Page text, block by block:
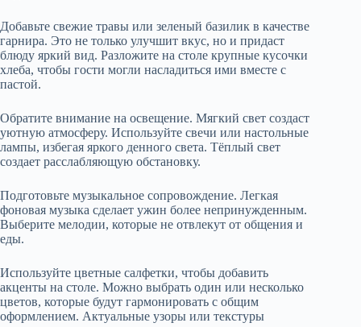
Добавьте свежие травы или зеленый базилик в качестве
гарнира. Это не только улучшит вкус, но и придаст
блюду яркий вид. Разложите на столе крупные кусочки
хлеба, чтобы гости могли насладиться ими вместе с
пастой.
Обратите внимание на освещение. Мягкий свет создаст
уютную атмосферу. Используйте свечи или настольные
лампы, избегая яркого денного света. Тёплый свет
создает расслабляющую обстановку.
Подготовьте музыкальное сопровождение. Легкая
фоновая музыка сделает ужин более непринужденным.
Выберите мелодии, которые не отвлекут от общения и
еды.
Используйте цветные салфетки, чтобы добавить
акценты на столе. Можно выбрать один или несколько
цветов, которые будут гармонировать с общим
оформлением. Актуальные узоры или текстуры